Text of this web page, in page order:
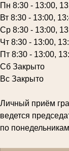
Пн 8:30 - 13:00,
Вт 8:30 - 13:00,
Ср 8:30 - 13:00,
Чт 8:30 - 13:00,
Пт 8:30 - 13:00,
Сб Закрыто
Вс Закрыто
Личный приём
ведется
по